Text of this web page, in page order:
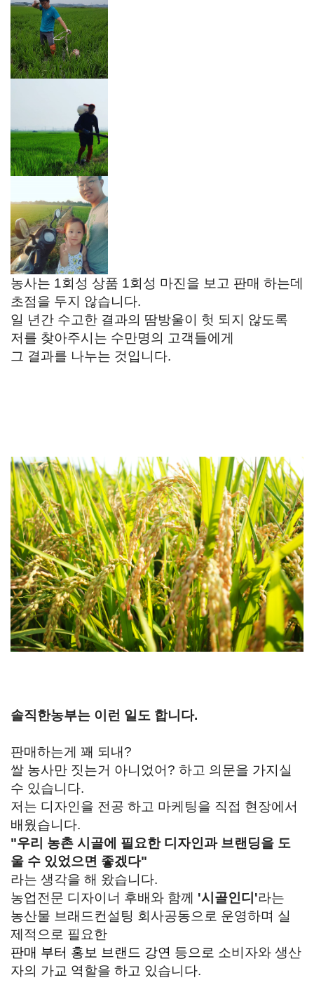
농사는 1회성 상품 1회성 마진을 보고 판매 하는데
초점을 두지 않습니다.
일 년간 수고한 결과의 땀방울이 헛 되지 않도록
저를 찾아주시는 수만명의 고객들에게
그 결과를 나누는 것입니다.
솔직한농부는 이런 일도 합니다.
판매하는게 꽤 되내?
쌀 농사만 짓는거 아니었어? 하고 의문을 가지실
수 있습니다.
저는 디자인을 전공 하고 마케팅을 직접 현장에서
배웠습니다.
"우리 농촌 시골에 필요한 디자인과 브랜딩을 도
울 수 있었으면 좋겠다"
라는 생각을 해 왔습니다.
농업전문 디자이너 후배와 함께 '시골인디'라는
농산물 브래드컨설팅 회사공동으로 운영하며 실
제적으로 필요한
판매 부터 홍보 브랜드 강연 등으로 소비자와 생산
자의 가교 역할을 하고 있습니다.